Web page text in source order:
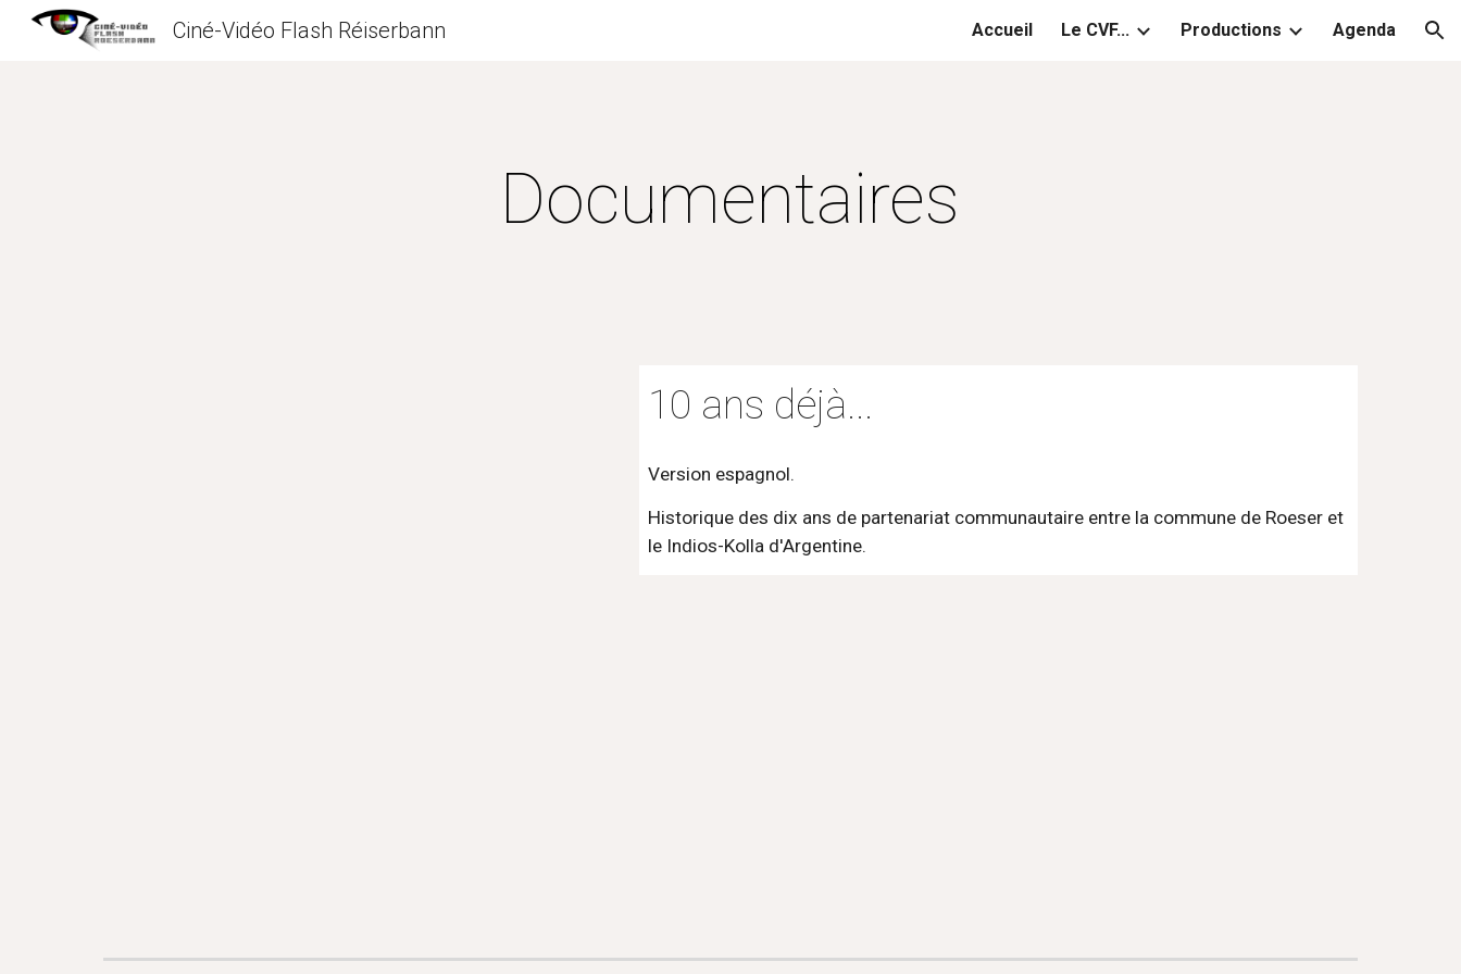
Skip to navigation
Ciné-Vidéo Flash Réiserbann Accueil Le CVF... Productions Agenda
Documentaires
10 ans déjà...
Version espagnol.
Historique des dix ans de partenariat communautaire entre la commune de Roeser et
le Indios-Kolla d'Argentine.